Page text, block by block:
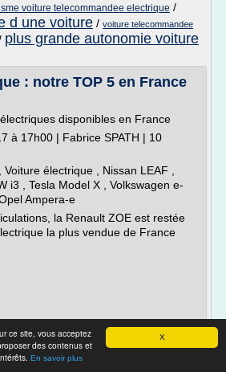
X
ce site, vous acceptez
des contenus et
En savoir plus
voiture telecommandee electrique /
d une voiture / voiture telecommandee
plus grande autonomie voiture
: notre TOP 5 en France
disponibles en France
à 17h00 | Fabrice SPATH | 10
électrique , Nissan LEAF ,
i3 , Tesla Model X , Volkswagen e-
Ampera-e
la Renault ZOE est restée
la plus vendue de France
Permis B Occasion -
Blog